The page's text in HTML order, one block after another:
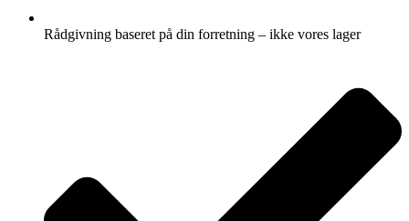
Rådgivning baseret på din forretning – ikke vores lager